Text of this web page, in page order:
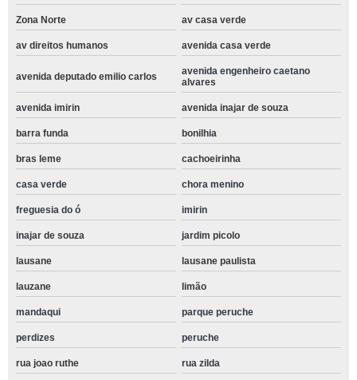
Zona Norte av casa verde
av direitos humanos avenida casa verde
avenida deputado emilio carlos
avenida engenheiro caetano
alvares
avenida imirin avenida inajar de souza
barra funda bonilhia
bras leme cachoeirinha
casa verde chora menino
freguesia do ó imirin
inajar de souza jardim picolo
lausane lausane paulista
lauzane limão
mandaqui parque peruche
perdizes peruche
rua joao ruthe rua zilda